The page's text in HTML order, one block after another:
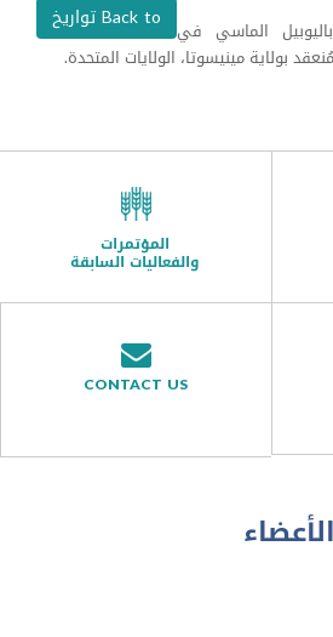
Back to تواريخ
في
الولايات المتحدة.
والفعاليات السابقة
CONTACT US